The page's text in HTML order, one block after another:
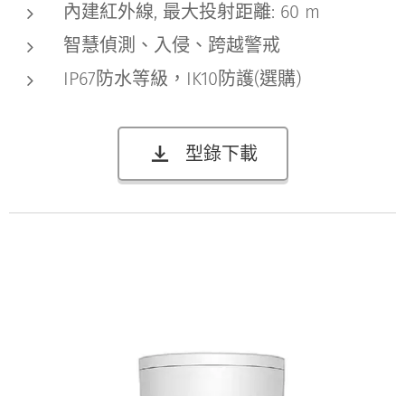
內建紅外線, 最大投射距離: 60 m
智慧偵測、入侵、跨越警戒
IP67防水等級，IK10防護(選購)
型錄下載